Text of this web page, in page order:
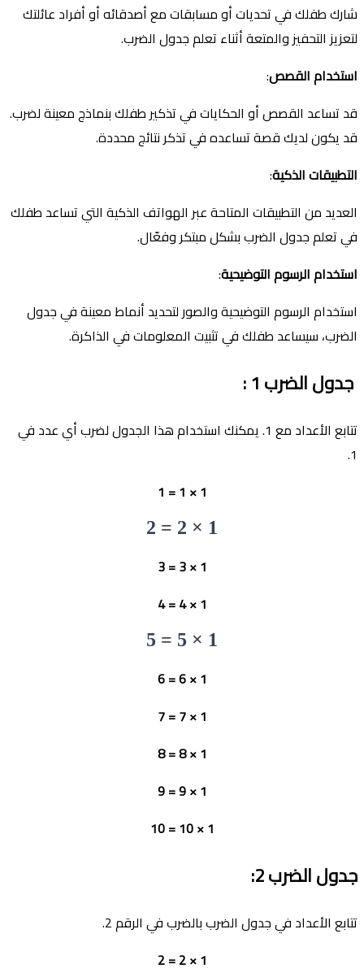
شارك طفلك في تحديات أو مسابقات مع أصدقائه أو أفراد عائلتك
لتعزيز التحفيز والمتعة أثناء تعلم جدول الضرب.
استخدام القصص
قد تساعد القصص أو الحكايات في تذكير طفلك بنماذج معينة لضرب.
قد يكون لديك قصة تساعده في تذكر نتائج محددة.
التطبيقات الذكية:
العديد من التطبيقات المتاحة عبر الهواتف الذكية التي تساعد طفلك
في تعلم جدول الضرب بشكل مبتكر وفعّال.
استخدام الرسوم التوضيحية:
استخدام الرسوم التوضيحية والصور لتحديد أنماط معينة في جدول
الضرب، سيساعد طفلك في تثبيت المعلومات في الذاكرة.
جدول الضرب1 :
تتابع الأعداد مع 1. يمكنك استخدام هذا الجدول لضرب أي عدد في
1 × 2 = 2
1 × 5 = 5
جدول الضرب2:
تتابع الأعداد في جدول الضرب بالضرب في الرقم 2.